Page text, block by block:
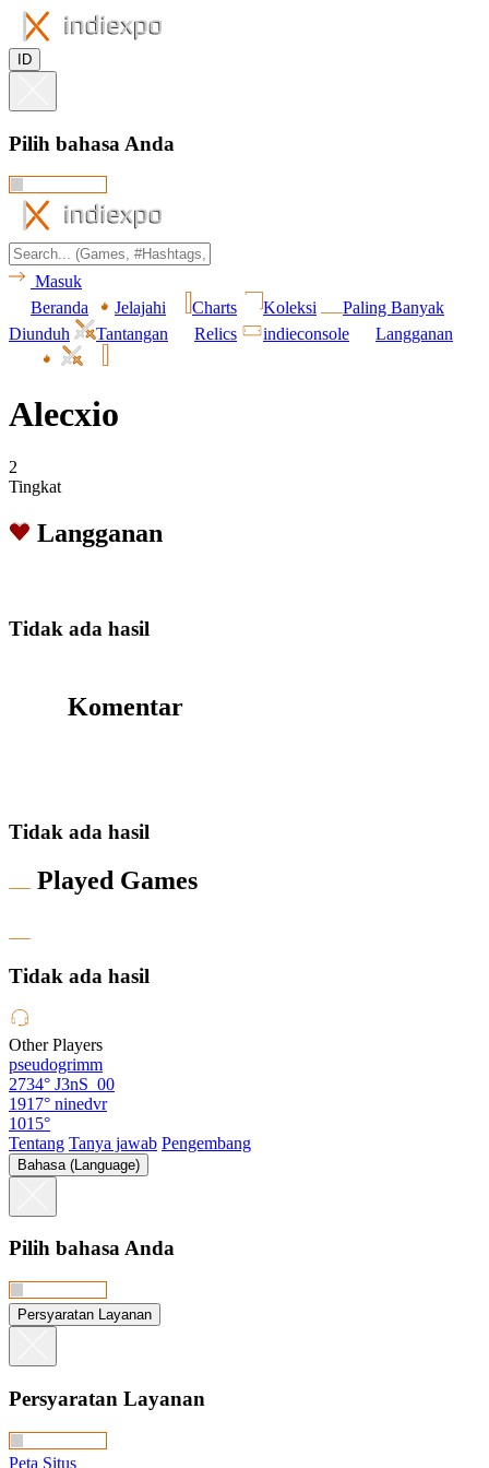
ID
Pilih bahasa Anda
Masuk
Beranda
Jelajahi Charts Koleksi
Paling Banyak
Diunduh
Tantangan Relics indieconsole Langganan
Alecxio
2
Tingkat
Langganan
Tidak ada hasil
Komentar
Tidak ada hasil
Played Games
Tidak ada hasil
Other Players
pseudogrimm
2734° J3nS_00
1917° ninedvr
1015°
Tentang Tanya jawab Pengembang
Bahasa (Language)
Pilih bahasa Anda
Persyaratan Layanan
Persyaratan Layanan
Peta Situs